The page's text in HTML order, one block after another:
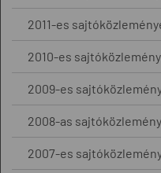
2011-es
2010-es
2009-es
2008-as
2007-es